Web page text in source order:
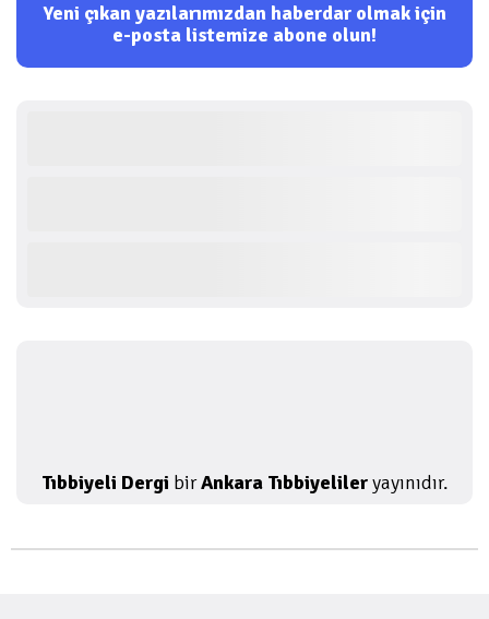
Yeni çıkan yazılarımızdan haberdar olmak için
e-posta listemize abone olun!
Tıbbiyeli Dergi birAnkara Tıbbiyelileryayınıdır.